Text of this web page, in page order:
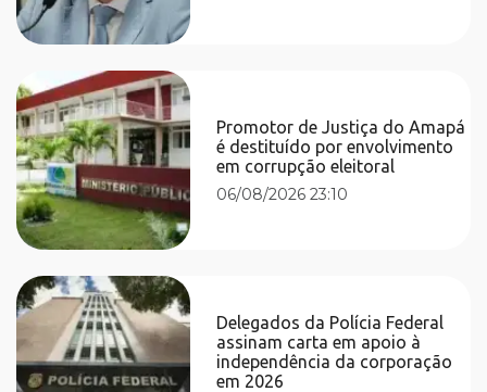
Promotor de Justiça do Amapá
é destituído por envolvimento
em corrupção eleitoral
06/08/2026 23:10
Delegados da Polícia Federal
assinam carta em apoio à
independência da corporação
em 2026